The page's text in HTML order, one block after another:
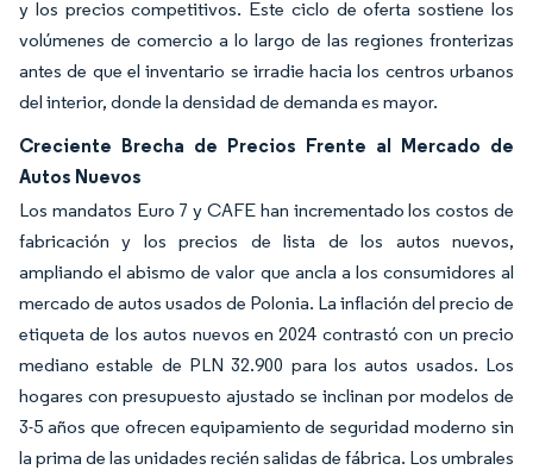
y los precios competitivos. Este ciclo de oferta sostiene los
volúmenes de comercio a lo largo de las regiones fronterizas
antes de que el inventario se irradie hacia los centros urbanos
del interior, donde la densidad de demanda es mayor.
Creciente Brecha de Precios Frente al Mercado de
Autos Nuevos
Los mandatos Euro 7 y CAFE han incrementado los costos de
fabricación y los precios de lista de los autos nuevos,
ampliando el abismo de valor que ancla a los consumidores al
mercado de autos usados de Polonia. La inflación del precio de
etiqueta de los autos nuevos en 2024 contrastó con un precio
mediano estable de PLN 32.900 para los autos usados. Los
hogares con presupuesto ajustado se inclinan por modelos de
3-5 años que ofrecen equipamiento de seguridad moderno sin
la prima de las unidades recién salidas de fábrica. Los umbrales